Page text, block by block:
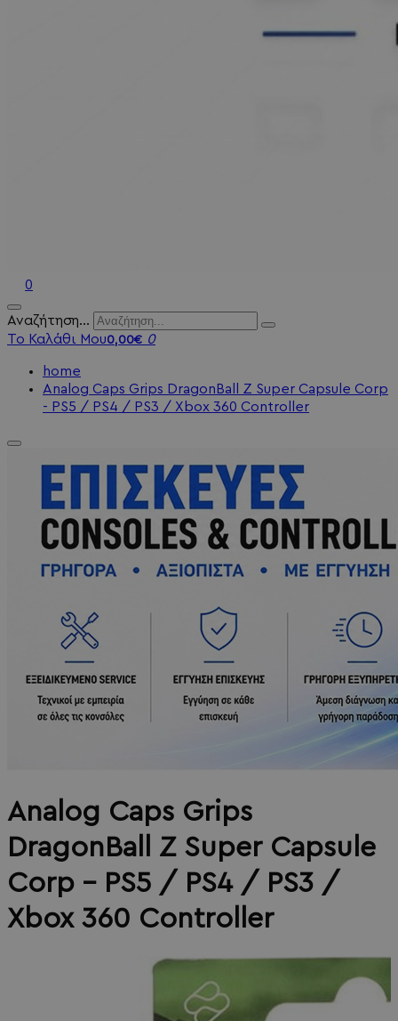
0
Αναζήτηση...
Το Καλάθι Μου0,00€ 0
home
Analog Caps Grips DragonBall Z Super Capsule Corp
- PS5 / PS4 / PS3 / Xbox 360 Controller
Analog Caps Grips
DragonBall Z Super Capsule
Corp - PS5 / PS4 / PS3 /
Xbox 360 Controller